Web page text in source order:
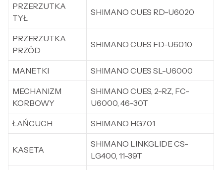
PRZERZUTKA
TYŁ
SHIMANO CUES RD-U6020
PRZERZUTKA
PRZÓD
SHIMANO CUES FD-U6010
MANETKI SHIMANO CUES SL-U6000
MECHANIZM
KORBOWY
SHIMANO CUES, 2-RZ, FC-
U6000, 46-30T
ŁAŃCUCH SHIMANO HG701
KASETA
SHIMANO LINKGLIDE CS-
LG400, 11-39T